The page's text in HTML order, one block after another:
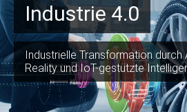
Industrie 4.0
Industrielle Transformation durch
Reality und IoT-gestützte